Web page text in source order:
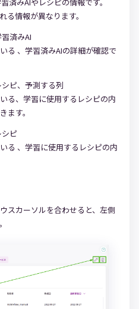
る情報が異なります。
済みAI
る 、学習済みAIの詳細が確認で
ピ、予測する列
る、学習に使用するレシピの内
ます。
ピ
る 、学習に使用するレシピの内
スカーソルを合わせると、左側